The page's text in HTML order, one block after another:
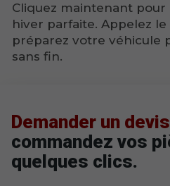
Cliquez maintenant
hiver parfaite. Appelez le
préparez votre véhicule
sans fin.
Demander un
commandez vos
quelques clics.